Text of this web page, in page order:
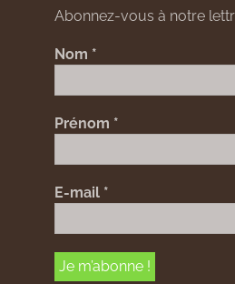
Abonnez-vous à notre
Nom *
Prénom *
E-mail *